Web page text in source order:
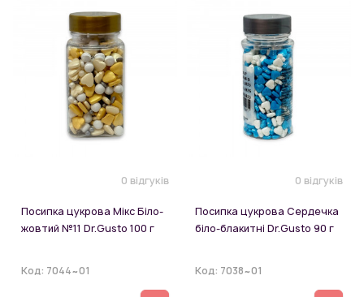
0 відгуків
Посипка цукрова Мікс Біло-
жовтий №11 Dr.Gusto 100 г
Код: 7044~01
0 відгуків
Посипка цукрова Сердечка
біло-блакитні Dr.Gusto 90 г
Код: 7038~01